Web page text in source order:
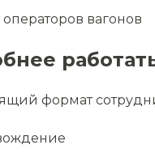
вагонов
формат